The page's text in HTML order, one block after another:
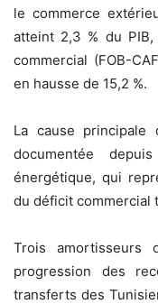
le commerce
atteint 2,3 % du
commercial (FOB-
en hausse de 15,2 %.
La cause
documentée
énergétique, qui
du déficit commercial
Trois
progression des
transferts des